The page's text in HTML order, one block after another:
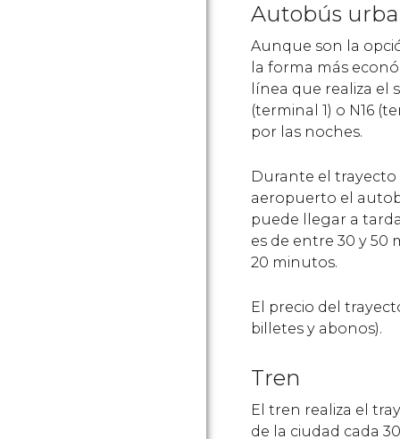
Autobús
Aunque son la
la forma más
línea que realiza el
(terminal 1) o N16
por las noches.
Durante el trayecto
aeropuerto el
puede llegar a
es de entre 30 y 50
20 minutos.
El precio del
billetes y abonos).
Tren
El tren realiza el
de la ciudad cada